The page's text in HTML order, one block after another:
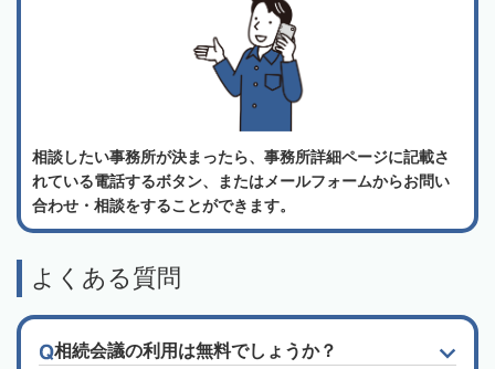
相談したい事務所が決まったら、事務所詳細ページに記載さ
れている電話するボタン、またはメールフォームからお問い
合わせ・相談をすることができます。
よくある質問
相続会議の利用は無料でしょうか？